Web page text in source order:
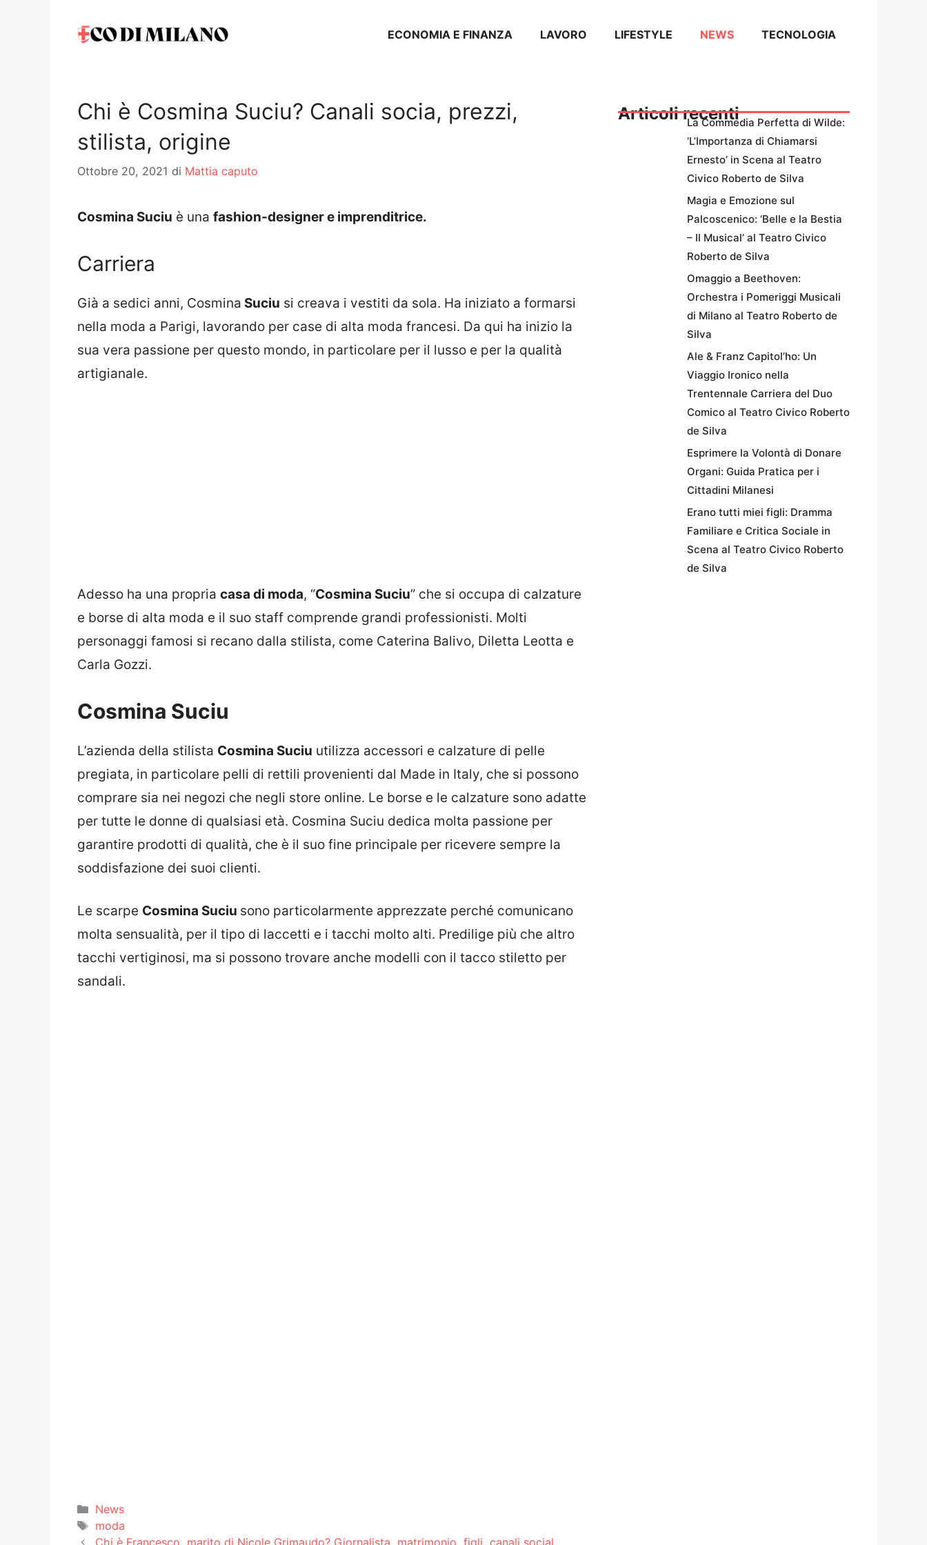
ECONOMIA E FINANZA LAVORO LIFESTYLE NEWS TECNOLOGIA
Chi è Cosmina Suciu? Canali socia, prezzi,
stilista, origine
Ottobre 20, 2021 di Mattia caputo
Cosmina Suciu è una fashion-designer e imprenditrice.
Carriera
Già a sedici anni, Cosmina Suciu si creava i vestiti da sola. Ha iniziato a formarsi
nella moda a Parigi, lavorando per case di alta moda francesi. Da qui ha inizio la
sua vera passione per questo mondo, in particolare per il lusso e per la qualità
artigianale.
Adesso ha una propria casa di moda, “Cosmina Suciu” che si occupa di calzature
e borse di alta moda e il suo staff comprende grandi professionisti. Molti
personaggi famosi si recano dalla stilista, come Caterina Balivo, Diletta Leotta e
Carla Gozzi.
Cosmina Suciu
L’azienda della stilista Cosmina Suciu utilizza accessori e calzature di pelle
pregiata, in particolare pelli di rettili provenienti dal Made in Italy, che si possono
comprare sia nei negozi che negli store online. Le borse e le calzature sono adatte
per tutte le donne di qualsiasi età. Cosmina Suciu dedica molta passione per
garantire prodotti di qualità, che è il suo fine principale per ricevere sempre la
soddisfazione dei suoi clienti.
Le scarpe Cosmina Suciu sono particolarmente apprezzate perché comunicano
molta sensualità, per il tipo di laccetti e i tacchi molto alti. Predilige più che altro
tacchi vertiginosi, ma si possono trovare anche modelli con il tacco stiletto per
sandali.
Categorie
News
Tag
moda
Chi è Francesco, marito di Nicole Grimaudo? Giornalista, matrimonio, figli, canali social
Articoli recentiLa Commedia Perfetta di Wilde:
‘L’Importanza di Chiamarsi
Ernesto’ in Scena al Teatro
Civico Roberto de Silva
Magia e Emozione sul
Palcoscenico: ‘Belle e la Bestia
– Il Musical’ al Teatro Civico
Roberto de Silva
Omaggio a Beethoven:
Orchestra i Pomeriggi Musicali
di Milano al Teatro Roberto de
Silva
Ale & Franz Capitol’ho: Un
Viaggio Ironico nella
Trentennale Carriera del Duo
Comico al Teatro Civico Roberto
de Silva
Esprimere la Volontà di Donare
Organi: Guida Pratica per i
Cittadini Milanesi
Erano tutti miei figli: Dramma
Familiare e Critica Sociale in
Scena al Teatro Civico Roberto
de Silva